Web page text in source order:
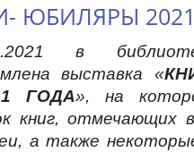
ЮБИЛЯРЫ
в
выставка «
ГОДА», на
книг, отмечающих
а также